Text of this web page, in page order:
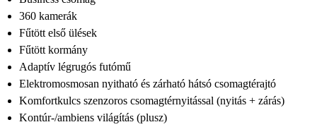
360 kamerák
Fűtött első ülések
Fűtött kormány
Adaptív légrugós futómű
Elektromosmosan nyitható és zárható hátsó csomagtérajtó
Komfortkulcs szenzoros csomagtérnyitással (nyitás + zárás)
Kontúr-/ambiens világítás (plusz)